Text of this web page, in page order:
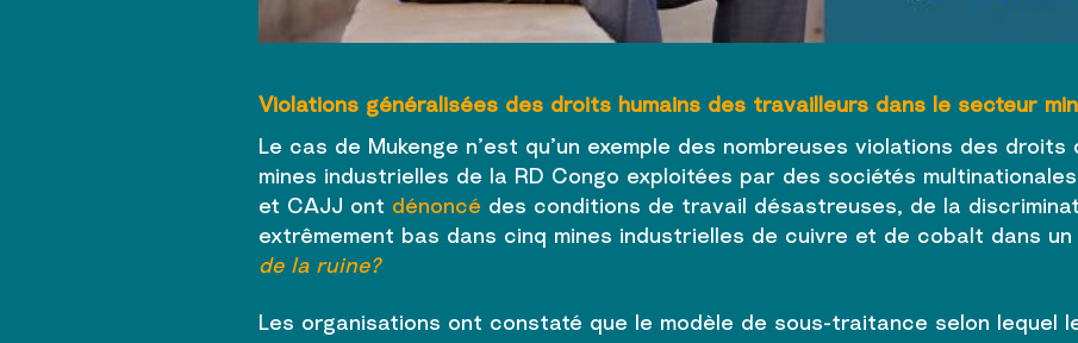
Violations généralisées des droits humains des travailleurs dans le secteur
Le cas de Mukenge n’est qu’un exemple des nombreuses violations des
mines industrielles de la RD Congo exploitées par des sociétés
et CAJJ ont dénoncé des conditions de travail désastreuses, de la
extrêmement bas dans cinq mines industrielles de cuivre et de cobalt dans
de la ruine?
Les organisations ont constaté que le modèle de sous-traitance selon lequel